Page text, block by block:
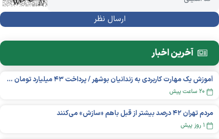
آخرین اخبار
آموزش یک مهارت کاربردی به زندانیان بوشهر / پرداخت ۴۳ میلیارد تومان تسهیلات خوداشتغالی
۲۰ ساعت پیش
مردم تهران ۴۲ درصد بیشتر از قبل باهم «سازش» می‌کنند
۱ روز پیش